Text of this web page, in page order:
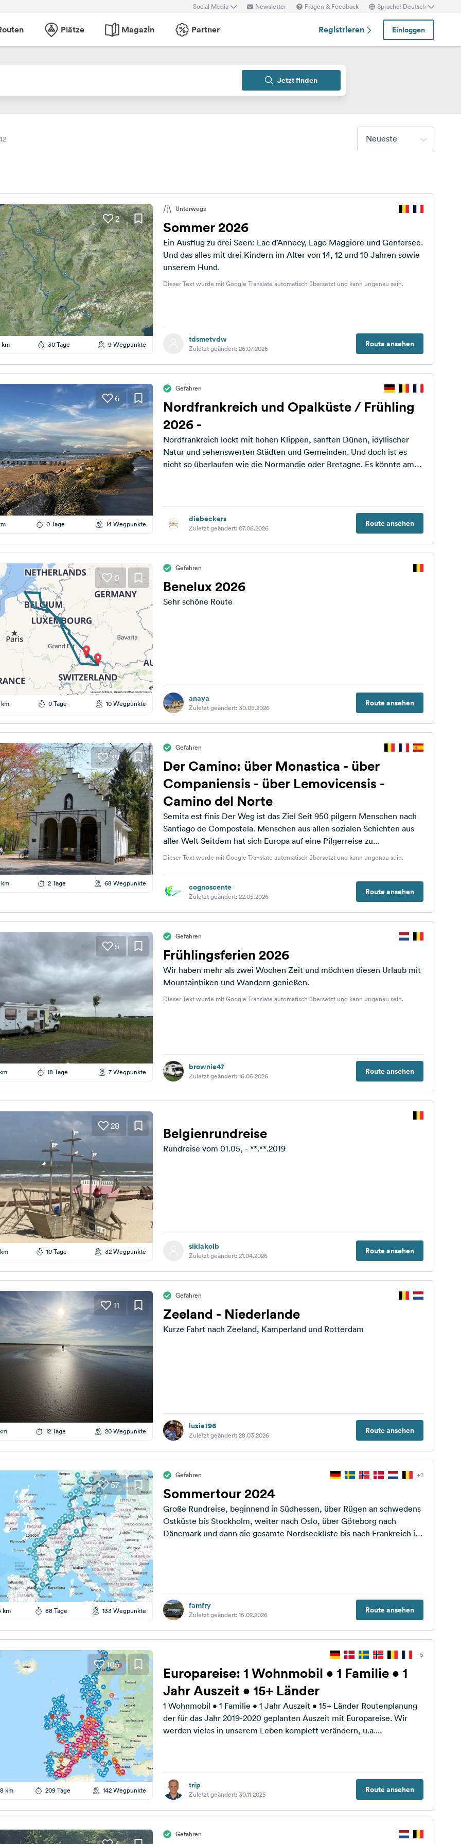
Social Media Newsletter Fragen & Feedback Sprache: Deutsch
Plätze Magazin Partner Registrieren Einloggen
Jetzt finden
Neueste
2
km 30 Tage 9 Wegpunkte
Unterwegs
Sommer 2026
Ein Ausflug zu drei Seen: Lac d’Annecy, Lago Maggiore und Genfersee.
Und das alles mit drei Kindern im Alter von 14, 12 und 10 Jahren sowie
unserem Hund.
Dieser Text wurde mit Google Translate automatisch übersetzt und kann ungenau sein.
tdsmetvdw
Zuletzt geändert: 26.07.2026 Route ansehen
6
0 Tage 14 Wegpunkte
Gefahren
Nordfrankreich und Opalküste / Frühling
2026 -
Nordfrankreich lockt mit hohen Klippen, sanften Dünen, idyllischer
Natur und sehenswerten Städten und Gemeinden. Und doch ist es
nicht so überlaufen wie die Normandie oder Bretagne. Es könnte am
diebeckers
Zuletzt geändert: 07.06.2026 Route ansehen
0
0 Tage 10 Wegpunkte
Gefahren
Benelux 2026
Sehr schöne Route
anaya
Zuletzt geändert: 30.05.2026 Route ansehen
39
2 Tage 68 Wegpunkte
Gefahren
Der Camino: über Monastica - über
Companiensis - über Lemovicensis -
Camino del Norte
Semita est finis Der Weg ist das Ziel Seit 950 pilgern Menschen nach
Santiago de Compostela. Menschen aus allen sozialen Schichten aus
aller Welt Seitdem hat sich Europa auf eine Pilgerreise zu...
Dieser Text wurde mit Google Translate automatisch übersetzt und kann ungenau sein.
cognoscente
Zuletzt geändert: 22.05.2026 Route ansehen
5
18 Tage 7 Wegpunkte
Gefahren
Frühlingsferien 2026
Wir haben mehr als zwei Wochen Zeit und möchten diesen Urlaub mit
Mountainbiken und Wandern genießen.
Dieser Text wurde mit Google Translate automatisch übersetzt und kann ungenau sein.
brownie47
Zuletzt geändert: 16.05.2026 Route ansehen
28
10 Tage 32 Wegpunkte
Belgienrundreise
Rundreise vom 01.05, - **.**.2019
siklakolb
Zuletzt geändert: 21.04.2026 Route ansehen
11
12 Tage 20 Wegpunkte
Gefahren
Zeeland - Niederlande
Kurze Fahrt nach Zeeland, Kamperland und Rotterdam
luzie196
Zuletzt geändert: 28.03.2026 Route ansehen
57
km 88 Tage 133 Wegpunkte
Gefahren +2
Sommertour 2024
Große Rundreise, beginnend in Südhessen, über Rügen an schwedens
Ostküste bis Stockholm, weiter nach Oslo, über Göteborg nach
Dänemark und dann die gesamte Nordseeküste bis nach Frankreich in
famfry
Zuletzt geändert: 15.02.2026 Route ansehen
105
km 209 Tage 142 Wegpunkte
+5
Europareise: 1 Wohnmobil • 1 Familie • 1
Jahr Auszeit • 15+ Länder
1 Wohnmobil • 1 Familie • 1 Jahr Auszeit • 15+ Länder Routenplanung
der für das Jahr 2019-2020 geplanten Auszeit mit Europareise. Wir
werden vieles in unserem Leben komplett verändern, u.a....
trip
Zuletzt geändert: 30.11.2025 Route ansehen
Gefahren